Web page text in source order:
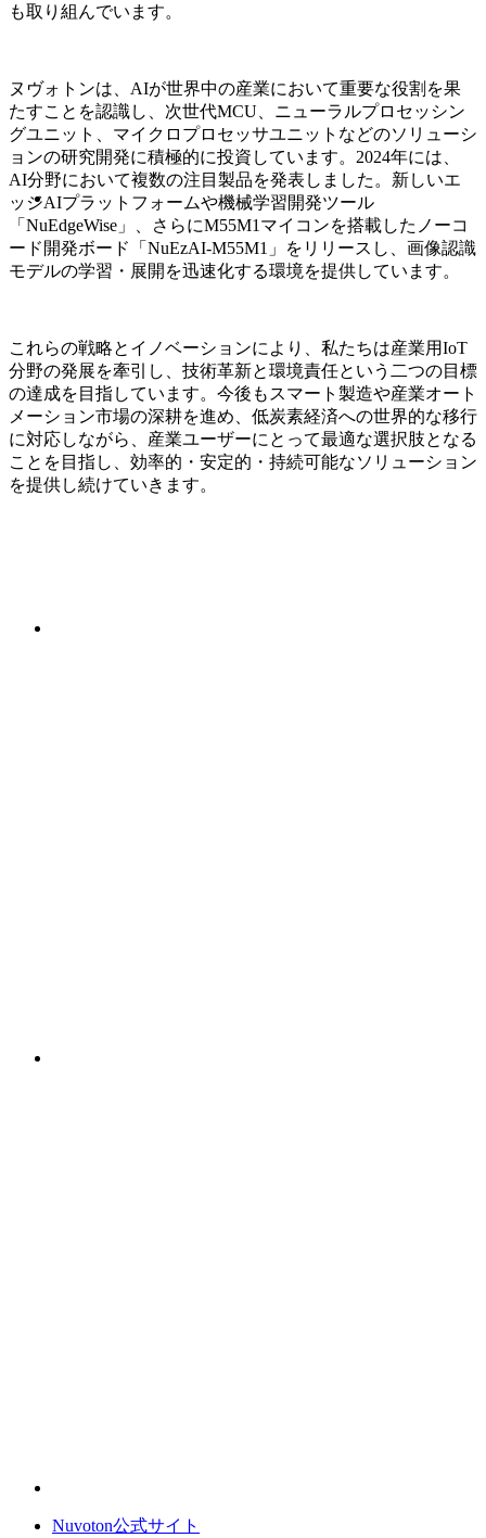
も取り組んでいます。
ヌヴォトンは、AIが世界中の産業において重要な役割を果
たすことを認識し、次世代MCU、ニューラルプロセッシン
グユニット、マイクロプロセッサユニットなどのソリューシ
ョンの研究開発に積極的に投資しています。2024年には、
AI分野において複数の注目製品を発表しました。新しいエ
ッジAIプラットフォームや機械学習開発ツール
「NuEdgeWise」、さらにM55M1マイコンを搭載したノーコ
ード開発ボード「NuEzAI-M55M1」をリリースし、画像認識
モデルの学習・展開を迅速化する環境を提供しています。
これらの戦略とイノベーションにより、私たちは産業用IoT
分野の発展を牽引し、技術革新と環境責任という二つの目標
の達成を目指しています。今後もスマート製造や産業オート
メーション市場の深耕を進め、低炭素経済への世界的な移行
に対応しながら、産業ユーザーにとって最適な選択肢となる
ことを目指し、効率的・安定的・持続可能なソリューション
を提供し続けていきます。
Nuvoton公式サイト